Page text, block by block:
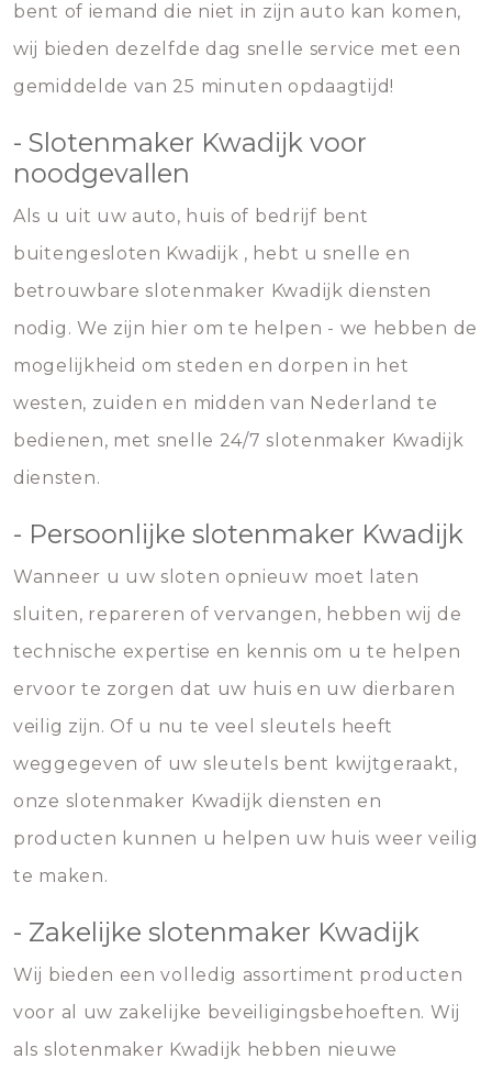
bent of iemand die niet in zijn auto kan komen,
wij bieden dezelfde dag snelle service met een
gemiddelde van 25 minuten opdaagtijd!
- Slotenmaker Kwadijk voor
noodgevallen
Als u uit uw auto, huis of bedrijf bent
buitengesloten Kwadijk , hebt u snelle en
betrouwbare slotenmaker Kwadijk diensten
nodig. We zijn hier om te helpen - we hebben de
mogelijkheid om steden en dorpen in het
westen, zuiden en midden van Nederland te
bedienen, met snelle 24/7 slotenmaker Kwadijk
diensten.
- Persoonlijke slotenmaker Kwadijk
Wanneer u uw sloten opnieuw moet laten
sluiten, repareren of vervangen, hebben wij de
technische expertise en kennis om u te helpen
ervoor te zorgen dat uw huis en uw dierbaren
veilig zijn. Of u nu te veel sleutels heeft
weggegeven of uw sleutels bent kwijtgeraakt,
onze slotenmaker Kwadijk diensten en
producten kunnen u helpen uw huis weer veilig
te maken.
- Zakelijke slotenmaker Kwadijk
Wij bieden een volledig assortiment producten
voor al uw zakelijke beveiligingsbehoeften. Wij
als slotenmaker Kwadijk hebben nieuwe